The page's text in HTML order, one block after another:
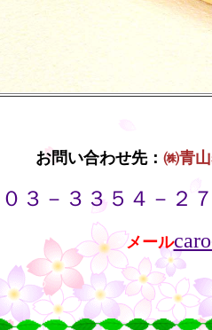
お問い合わせ先： ㈱青
０３－３３５４－２
・・メール
○
○